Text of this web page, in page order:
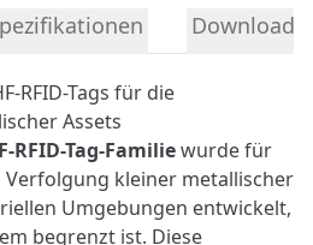
Downloads
RFID-Tags für die
Assets
RFID-Tag-Familiewurde für
kleiner metallischer
Umgebungen entwickelt,
begrenzt ist. Diese